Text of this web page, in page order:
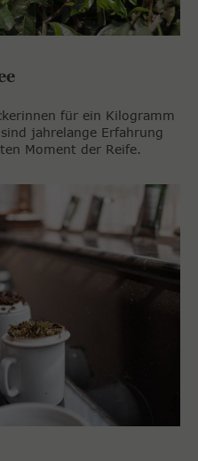
für ein Kilogramm
jahrelange Erfahrung
Moment der Reife.